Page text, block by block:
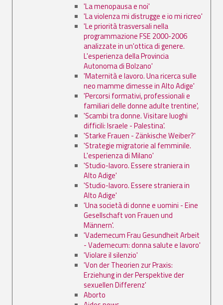
'La menopausa e noi'
'La violenza mi distrugge e io mi ricreo'
'Le priorità trasversali nella
programmazione FSE 2000-2006
analizzate in un'ottica di genere.
L'esperienza della Provincia
Autonoma di Bolzano'
'Maternità e lavoro. Una ricerca sulle
neo mamme dimesse in Alto Adige'
'Percorsi formativi, professionali e
familiari delle donne adulte trentine',
'Scambi tra donne. Visitare luoghi
difficili: Israele - Palestina'.
'Starke Frauen - Zänkische Weiber?'
'Strategie migratorie al femminile.
L'esperienza di Milano'
'Studio-lavoro. Essere straniera in
Alto Adige'
'Studio-lavoro. Essere straniera in
Alto Adige'
'Una società di donne e uomini - Eine
Gesellschaft von Frauen und
Männern'.
'Vademecum Frau Gesundheit Arbeit
- Vademecum: donna salute e lavoro'
'Violare il silenzio'
'Von der Theorien zur Praxis:
Erziehung in der Perspektive der
sexuellen Differenz'
Aborto